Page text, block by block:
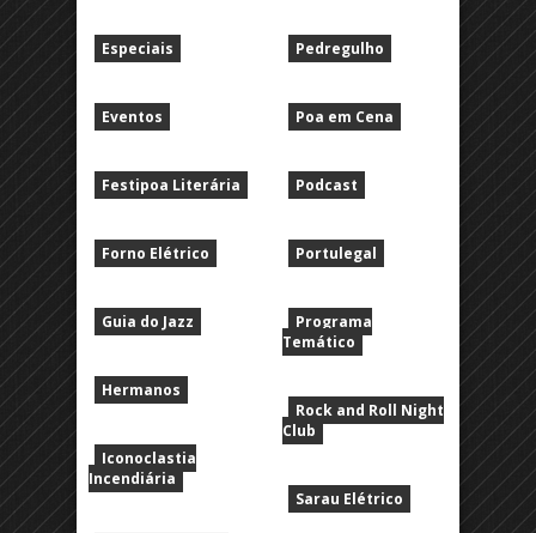
Especiais
Eventos
Festipoa Literária
Forno Elétrico
Guia do Jazz
Hermanos
Iconoclastia
Incendiária
Pedregulho
Poa em Cena
Podcast
Portulegal
Programa
Temático
Rock and Roll Night
Club
Sarau Elétrico